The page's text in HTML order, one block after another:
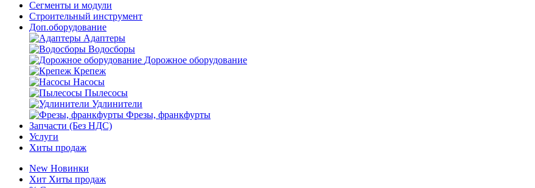
Сегменты и модули
Строительный инструмент
Доп.оборудование
Адаптеры
Водосборы
Дорожное оборудование
Крепеж
Насосы
Пылесосы
Удлинители
Фрезы, франкфурты
Запчасти (Без НДС)
Услуги
Хиты продаж
New Новинки
Хит Хиты продаж